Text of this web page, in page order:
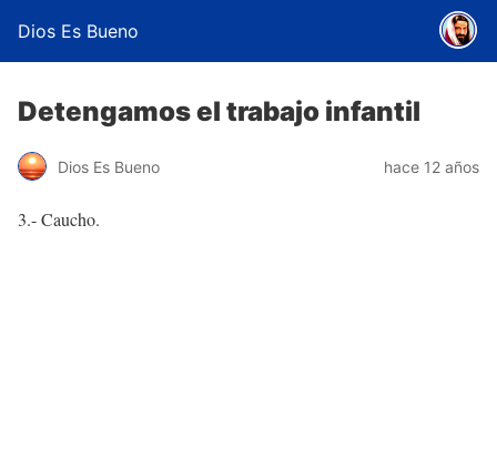
Dios Es Bueno
Detengamos el trabajo infantil
Dios Es Bueno hace 12 años
3.- Caucho.